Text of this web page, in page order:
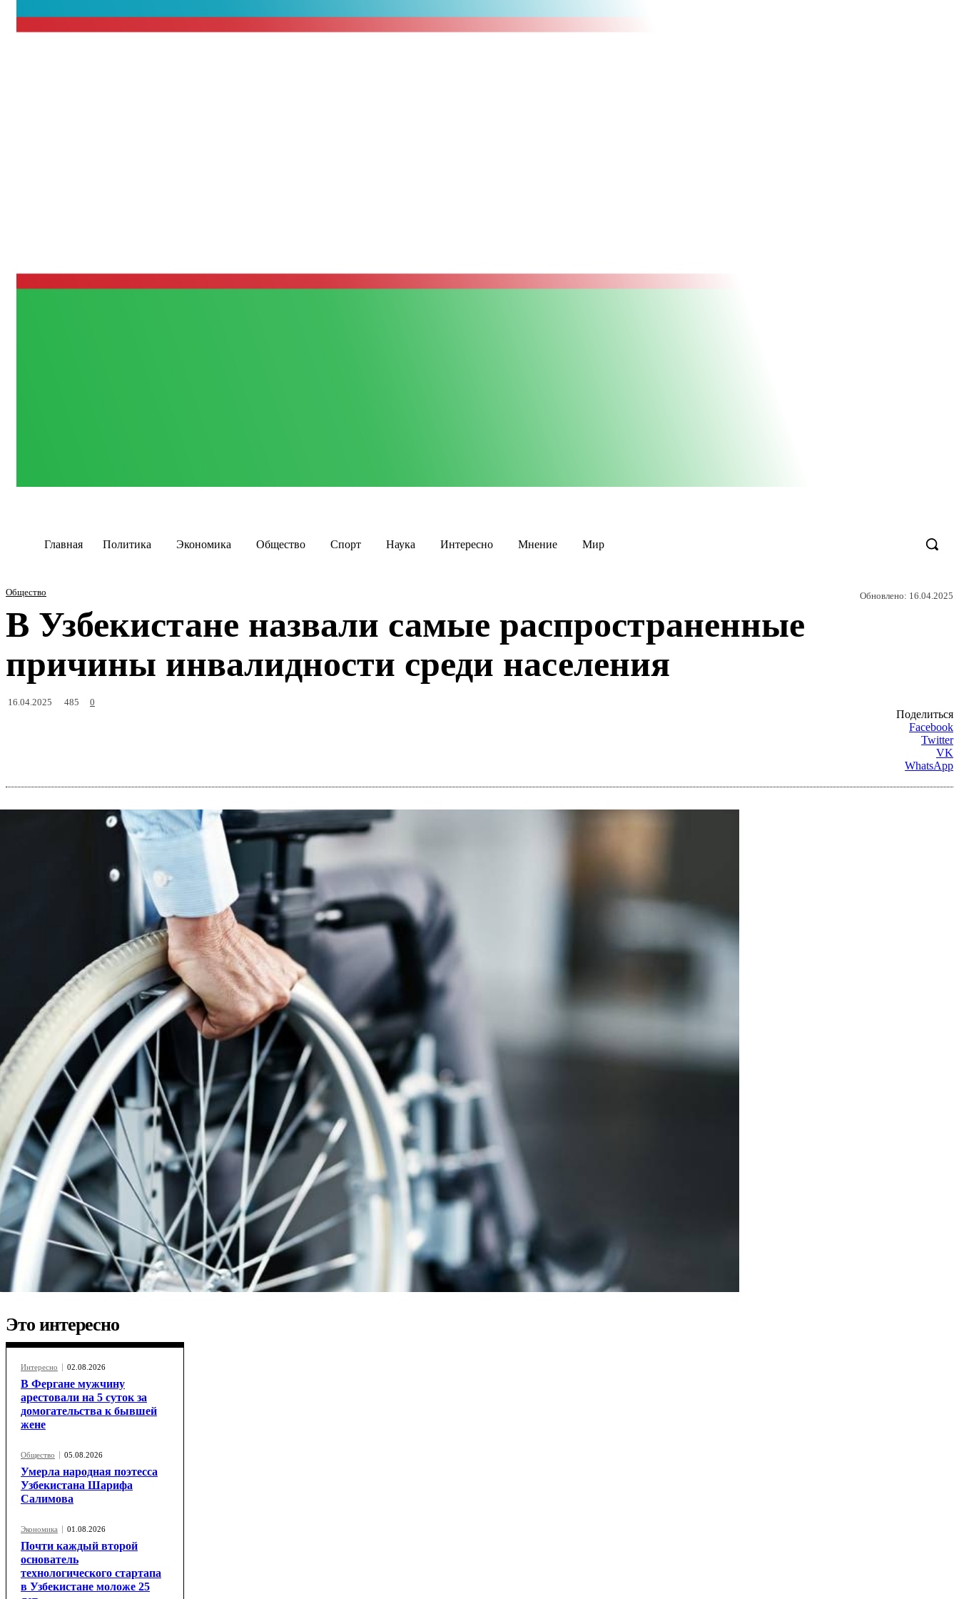
Главная Политика Экономика Общество Спорт Наука Интересно Мнение Мир
Общество Обновлено: 16.04.2025
В Узбекистане назвали самые распространенные
причины инвалидности среди населения
16.04.2025 485 0
Поделиться
Facebook
Twitter
VK
WhatsApp
Это интересно
Интересно 02.08.2026
В Фергане мужчину
арестовали на 5 суток за
домогательства к бывшей
жене
Общество 05.08.2026
Умерла народная поэтесса
Узбекистана Шарифа
Салимова
Экономика 01.08.2026
Почти каждый второй
основатель
технологического стартапа
в Узбекистане моложе 25